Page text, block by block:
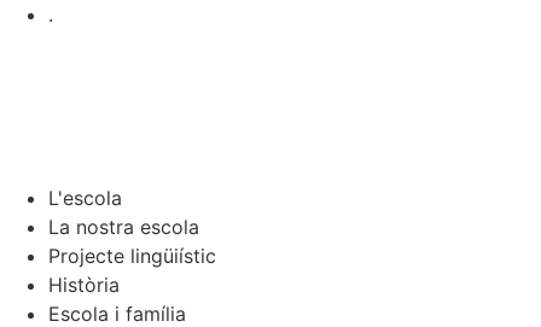
.
L'escola
La nostra escola
Projecte lingüiístic
Història
Escola i família